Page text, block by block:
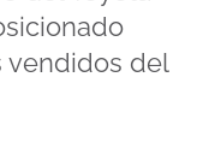
vendidos del